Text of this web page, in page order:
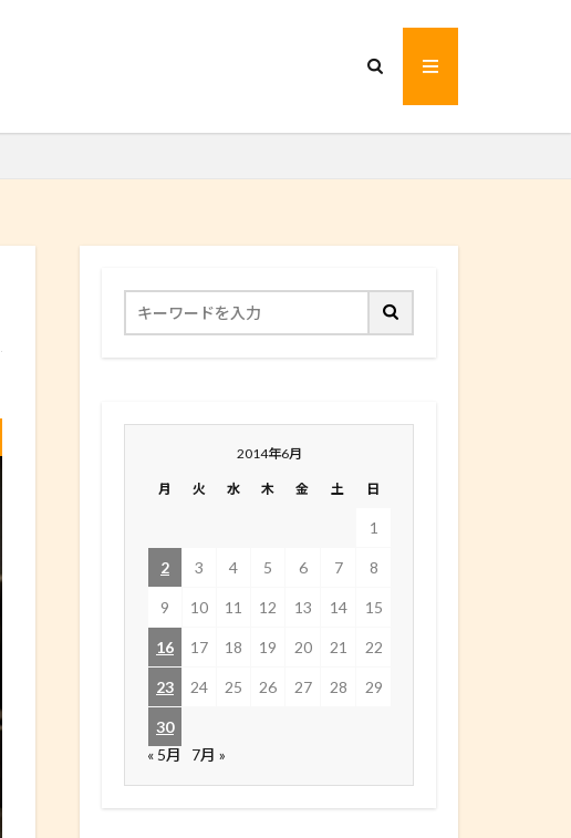
2014年6月
月 火 水 木 金 土 日
1
2 3 4 5 6 7 8
9 10 11 12 13 14 15
16 17 18 19 20 21 22
23 24 25 26 27 28 29
30
« 5月
7月 »